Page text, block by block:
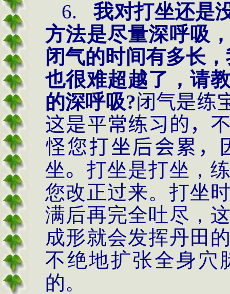
6.
我对打坐还是
方法是尽量深呼吸
闭气的时间有多长
也很难超越了，请
的深呼吸?闭气是练
这是平常练习的，
怪您打坐后会累，
坐。 打坐是打坐，
您改正过来。打坐
满后再完全吐尽，
成形就会发挥丹田
不绝地扩张全身穴
的。